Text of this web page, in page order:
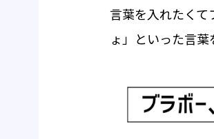
言葉を入れたく
ょ」といった言葉